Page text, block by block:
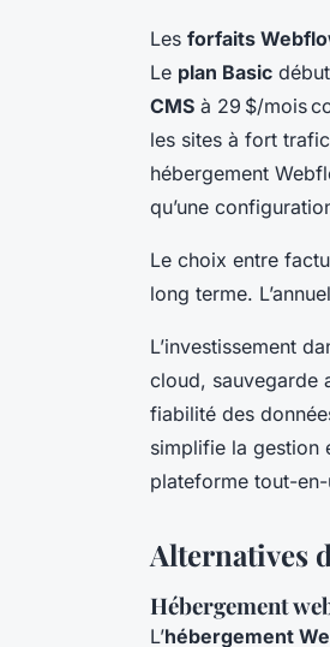
Les forfaits
Le plan Basic
CMS à 29 $/mois
les sites à fort
hébergement
qu’une
Le choix entre
long terme.
L’investissement
cloud, sauvegarde
fiabilité des
simplifie la gestion
plateforme tout-
Alternatives
Hébergement
L’hébergement